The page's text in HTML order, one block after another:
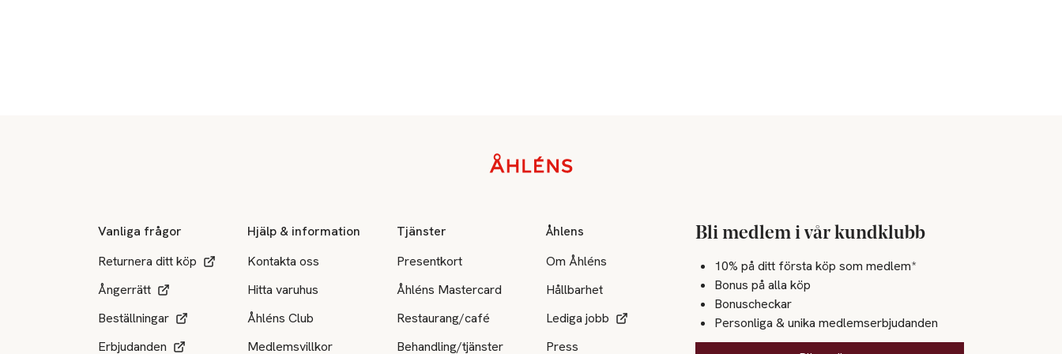
Vanliga frågor
Returnera ditt köp
Ångerrätt
Beställningar
Erbjudanden
Hjälp & information
Kontakta oss
Hitta varuhus
Åhléns Club
Medlemsvillkor
Tjänster
Presentkort
Åhléns Mastercard
Restaurang/café
Behandling/tjänster
Åhlens
Om Åhléns
Hållbarhet
Lediga jobb
Press
Bli medlem i vår kundklubb
10% på ditt första köp som medlem*
Bonus på alla köp
Bonuscheckar
Personliga & unika medlemserbjudanden